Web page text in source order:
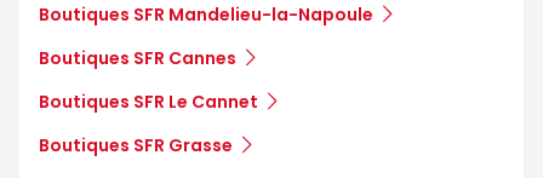
Boutiques SFR Mandelieu-la-Napoule
Boutiques SFR Cannes
Boutiques SFR Le Cannet
Boutiques SFR Grasse